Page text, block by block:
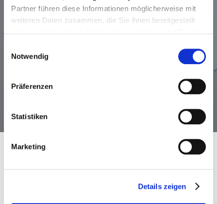
Partner führen diese Informationen möglicherweise mit
weiteren Daten zusammen, die Sie ihnen bereitgestellt
Notwendig
Präferenzen
Statistiken
Marketing
Details zeigen
Ausgangslage